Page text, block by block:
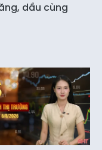
dầu cùng